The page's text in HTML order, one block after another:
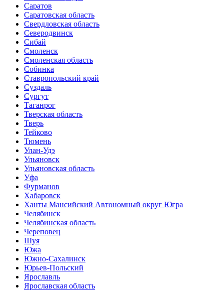
Саратов
Саратовская область
Свердловская область
Северодвинск
Сибай
Смоленск
Смоленская область
Собинка
Ставропольский край
Суздаль
Сургут
Таганрог
Тверская область
Тверь
Тейково
Тюмень
Улан-Удэ
Ульяновск
Ульяновская область
Уфа
Фурманов
Хабаровск
Ханты Мансийский Автономный округ Югра
Челябинск
Челябинская область
Череповец
Шуя
Южа
Южно-Сахалинск
Юрьев-Польский
Ярославль
Ярославская область